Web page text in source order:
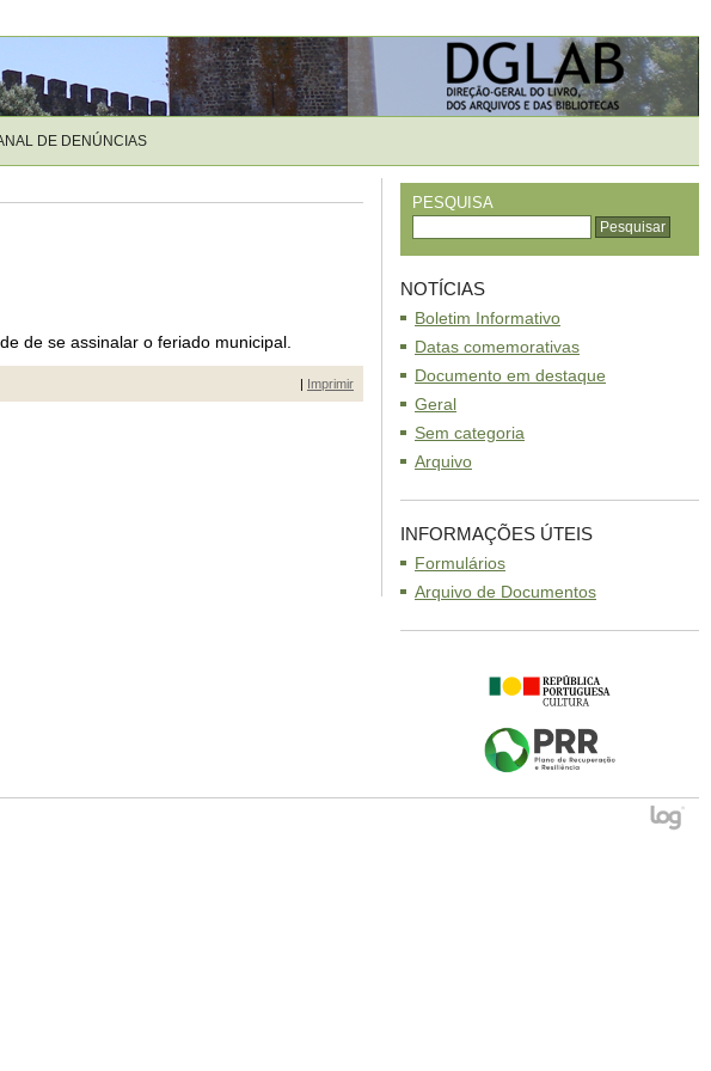
DE DENÚNCIAS
de se assinalar o feriado municipal.
| Imprimir
PESQUISA
NOTÍCIAS
Boletim Informativo
Datas comemorativas
Documento em destaque
Geral
Sem categoria
Arquivo
INFORMAÇÕES ÚTEIS
Formulários
Arquivo de Documentos